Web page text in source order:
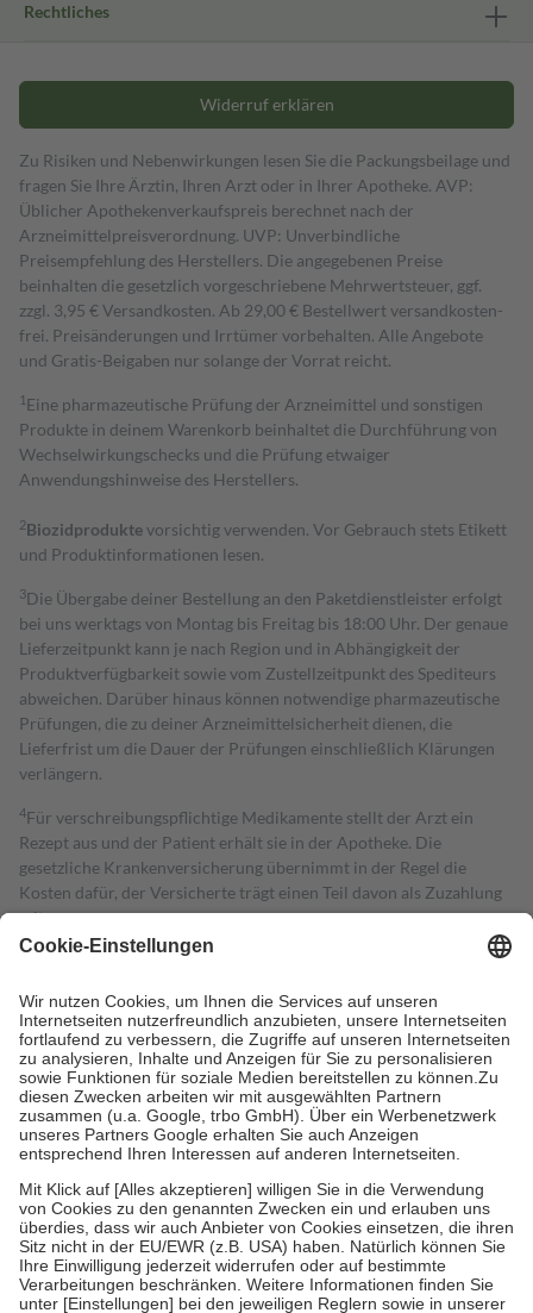
Rechtliches
Widerruf erklären
Zu Risiken und Nebenwirkungen lesen Sie die Packungsbeilage und
fragen Sie Ihre Ärztin, Ihren Arzt oder in Ihrer Apotheke. AVP:
Üblicher Apothekenverkaufspreis berechnet nach der
Arzneimittelpreisverordnung. UVP: Unverbindliche
Preisempfehlung des Herstellers. Die angegebenen Preise
beinhalten die gesetzlich vorgeschriebene Mehrwertsteuer, ggf.
zzgl. 3,95 € Versandkosten. Ab 29,00 € Bestell­wert versand­kosten­
frei. Preisänderungen und Irrtümer vorbehalten. Alle Angebote
und Gratis-Beigaben nur solange der Vorrat reicht.
1 Eine pharmazeutische Prüfung der Arzneimittel und sonstigen
Produkte in deinem Warenkorb beinhaltet die Durchführung von
Wechselwirkungschecks und die Prüfung etwaiger
Anwendungshinweise des Herstellers.
2Biozidproduktevorsichtig verwenden. Vor Gebrauch stets Etikett
und Produktinformationen lesen.
3Die Übergabe deiner Bestellung an den Paketdienstleister erfolgt
bei uns werktags von Montag bis Freitag bis 18:00 Uhr. Der genaue
Lieferzeitpunkt kann je nach Region und in Abhängigkeit der
Produktverfügbarkeit sowie vom Zustellzeitpunkt des Spediteurs
abweichen. Darüber hinaus können notwendige pharmazeutische
Prüfungen, die zu deiner Arzneimittelsicherheit dienen, die
Lieferfrist um die Dauer der Prüfungen einschließlich Klärungen
verlängern.
4Für verschreibungspflichtige Medikamente stellt der Arzt ein
Rezept aus und der Patient erhält sie in der Apotheke. Die
gesetzliche Krankenversicherung übernimmt in der Regel die
Kosten dafür, der Versicherte trägt einen Teil davon als Zuzahlung
mit.
Grundsätzlich leisten Mitglieder Zuzahlungen in Höhe von zehn
höchstens zehn Euro.
Es sind jedoch nie mehr als die tatsächlichen
Kosten der Leistung zu entrichten.
Diese Regeln gelten grundsätzlich auch für Online-Apotheken.
Bei Heilmitteln und häuslicher Krankenpflege beträgt die
Zuzahlung zehn Prozent der Kosten sowie zehn Euro je
Verordnung.
Um das Engagement der Versicherten für ihre eigene Gesundheit zu
stärken und die besondere Stellung der Familie zu unterstützen,
fallenkeine Zuzahlungenan bei:
• Kindern und Jugendlichen bis zum vollendeten 18. Lebensjahr
mit Ausnahme der Fahrkosten
• Untersuchungen zur Vorsorge und Früherkennung, die von der
GKV getragen werden